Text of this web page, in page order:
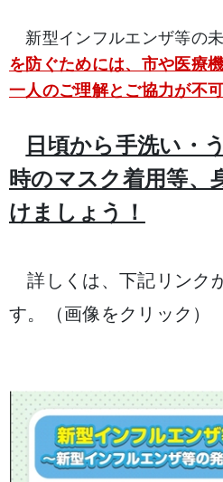
新型インフルエンザ等の
を防ぐためには、市や医療
一人のご理解とご協力が不可
日頃から手洗い・
時のマスク着用等、
けましょう！
詳しくは、下記リンク
す。（画像をクリック）